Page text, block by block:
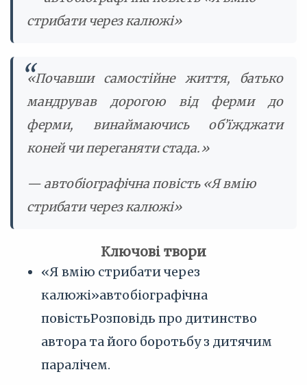
стрибати через калюжі»
«Почавши самостійне життя, батько
мандрував дорогою від ферми до
ферми, винаймаючись об’їжджати
коней чи переганяти стада.»
— автобіографічна повість «Я вмію
стрибати через калюжі»
Ключові твори
«Я вмію стрибати через
калюжі»автобіографічна
повістьРозповідь про дитинство
автора та його боротьбу з дитячим
паралічем.